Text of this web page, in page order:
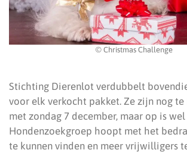
© Christmas Challenge
Stichting Dierenlot verdubbelt
voor elk verkocht pakket. Ze zijn nog
met zondag 7 december, maar op is
Hondenzoekgroep hoopt met het
te kunnen vinden en meer vrijwilligers